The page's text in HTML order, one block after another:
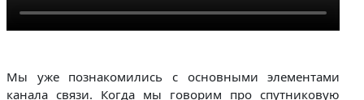
Мы уже познакомились с основными элементами
канала связи. Когда мы говорим про спутниковую